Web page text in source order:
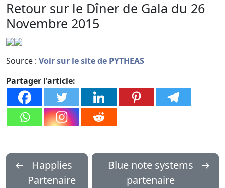
Retour sur le Dîner de Gala du 26
Novembre 2015
Source : Voir sur le site de PYTHEAS
Partager l'article:
←
Happlies
Partenaire
Blue note systems
partenaire
→